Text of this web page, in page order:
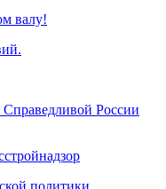
валу!
России
политики